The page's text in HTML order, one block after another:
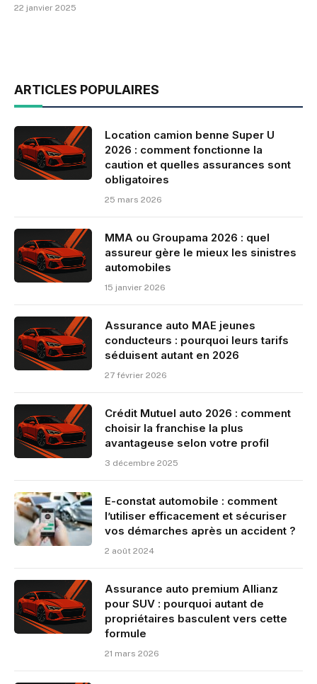
22 janvier 2025
ARTICLES POPULAIRES
Location camion benne Super U
2026 : comment fonctionne la
caution et quelles assurances sont
obligatoires
25 mars 2026
MMA ou Groupama 2026 : quel
assureur gère le mieux les sinistres
automobiles
15 janvier 2026
Assurance auto MAE jeunes
conducteurs : pourquoi leurs tarifs
séduisent autant en 2026
27 février 2026
Crédit Mutuel auto 2026 : comment
choisir la franchise la plus
avantageuse selon votre profil
3 décembre 2025
E-constat automobile : comment
l’utiliser efficacement et sécuriser
vos démarches après un accident ?
2 août 2024
Assurance auto premium Allianz
pour SUV : pourquoi autant de
propriétaires basculent vers cette
formule
21 mars 2026